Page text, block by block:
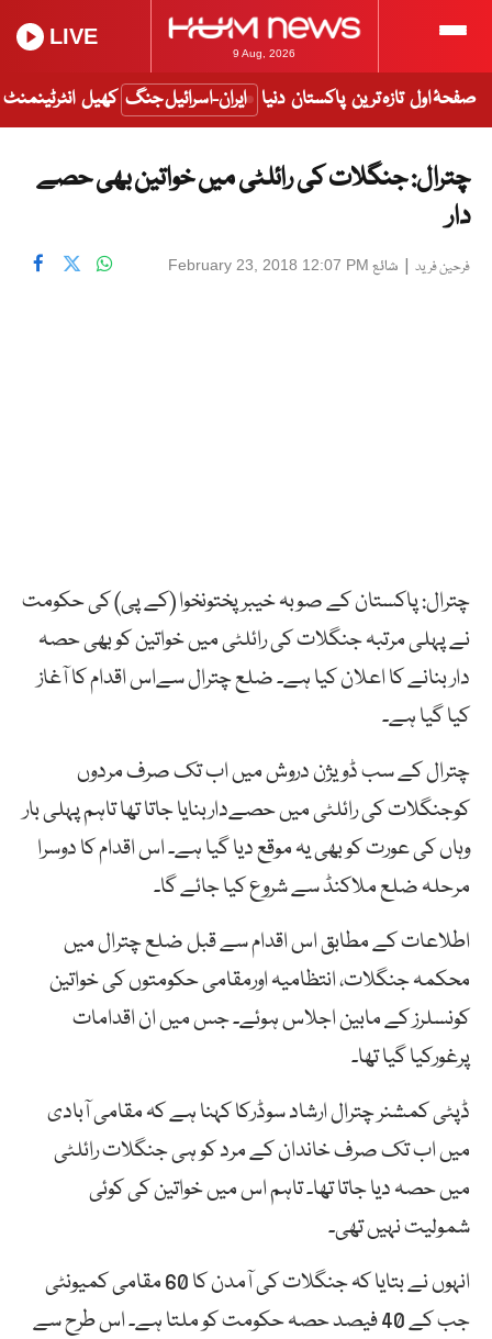
9 Aug, 2026
LIVE
صفحۂ اول تازہ ترین پاکستان دنیا ایران-اسرائیل جنگ کھیل انٹرٹینمنٹ
چترال: جنگلات کی رائلٹی میں خواتین بھی حصے
دار
فرحین فرید | شائع February 23, 2018 12:07 PM
چترال: پاکستان کے صوبہ خیبر پختونخوا (کے پی) کی حکومت
نے پہلی مرتبہ جنگلات کی رائلٹی میں خواتین کو بھی حصہ
دار بنانے کا اعلان کیا ہے۔ ضلع چترال سےاس اقدام کا آغاز
کیا گیا ہے۔
چترال کے سب ڈویژن دروش میں اب تک صرف مردوں
کوجنگلات کی رائلٹی میں حصےداربنایا جاتا تھا تاہم پہلی بار
وہاں کی عورت کو بھی یہ موقع دیا گیا ہے۔ اس اقدام کا دوسرا
مرحلہ ضلع ملاکنڈ سے شروع کیا جائے گا۔
اطلاعات کے مطابق اس اقدام سے قبل ضلع چترال میں
محکمہ جنگلات، انتظامیہ اورمقامی حکومتوں کی خواتین
کونسلرز کے مابین اجلاس ہوئے۔ جس میں ان اقدامات
پرغورکیا گیا تھا۔
ڈپٹی کمشنر چترال ارشاد سوڈرکا کہنا ہے کہ مقامی آبادی
میں اب تک صرف خاندان کے مرد کو ہی جنگلات رائلٹی
میں حصہ دیا جاتا تھا۔ تاہم اس میں خواتین کی کوئی
شمولیت نہیں تھی۔
انہوں نے بتایا کہ جنگلات کی آمدن کا 60 مقامی کمیونٹی
جب کے 40 فیصد حصہ حکومت کو ملتا ہے۔ اس طرح سے